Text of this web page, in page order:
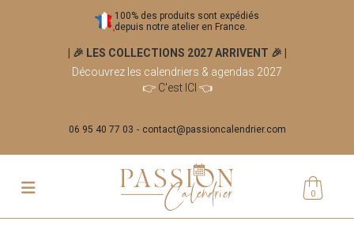
100% des produits sont expédiés
depuis notre atelier en France.
| 🎉 LES COLLECTIONS 2027 ARRIVENT 🎉
Découvrez les calendriers & agendas 2027
👉 C'est ICI 👈
06 95 40 77 03 contact@passioncalendrier.com
0